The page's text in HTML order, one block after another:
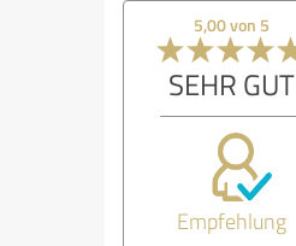
5,00 von 5
SEHR GUT
Empfehlung